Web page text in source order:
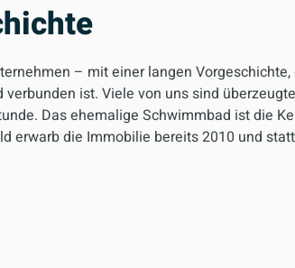
– mit einer langen
ist. Viele von uns sind
Das ehemalige Schwimmbad ist die
erwarb die Immobilie bereits 2010 und